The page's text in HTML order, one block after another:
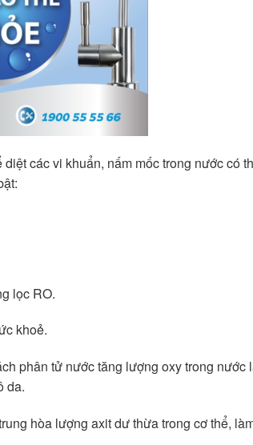
các vi khuẩn, nấm mốc trong nước có
lọc RO.
khoẻ.
phân tử nước tăng lượng oxy trong nước
da.
hòa lượng axit dư thừa trong cơ thể,